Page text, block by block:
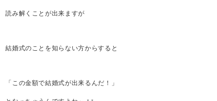
読み解くことが出来ますが
結婚式のことを知らない方からすると
「この金額で結婚式が出来るんだ！」